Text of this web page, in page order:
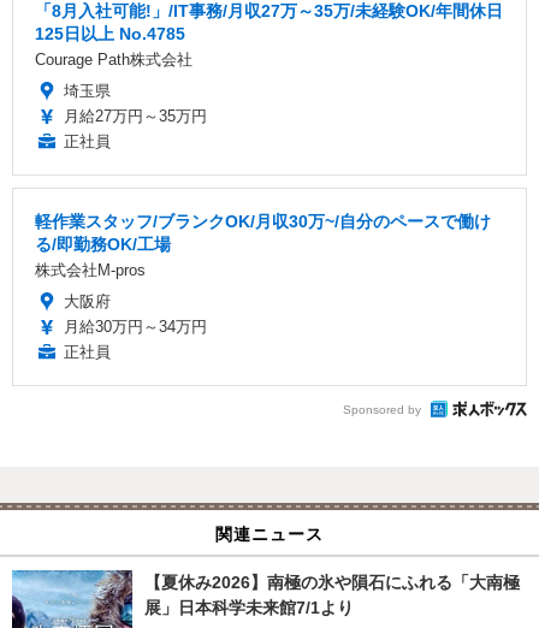
「8月入社可能!」/IT事務/月収27万～35万/未経験OK/年間休日
125日以上 No.4785
Courage Path株式会社
埼玉県
月給27万円～35万円
正社員
軽作業スタッフ/ブランクOK/月収30万~/自分のペースで働け
る/即勤務OK/工場
株式会社M-pros
大阪府
月給30万円～34万円
正社員
Sponsored by
関連ニュース
【夏休み2026】南極の氷や隕石にふれる「大南極
展」日本科学未来館7/1より